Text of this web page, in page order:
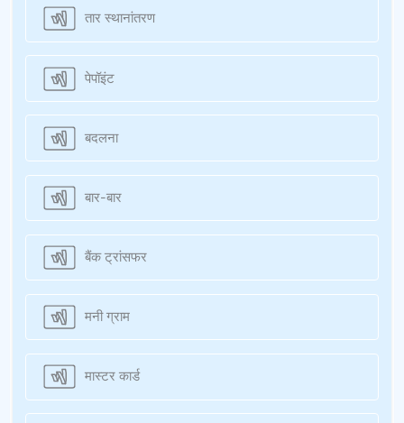
तार स्थानांतरण
पेपॉइंट
बदलना
बार-बार
बैंक ट्रांसफर
मनी ग्राम
मास्टर कार्ड